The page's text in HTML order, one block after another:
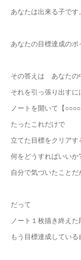
あなたは出来る子です。
あなたの目標達成のポ
その答えは あなたの
それを引っ張り出すに
ノートを開いて【
たったこれだけで
立てた目標をクリアす
何をどうすればいいか
自分で気づいたこと
だって
ノート１枚描き終えた
もう目標達成している